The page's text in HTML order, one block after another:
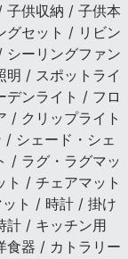
子供収納 / 子供本
グセット / リビン
ーリングファン
明 / スポットライ
デンライト / フロ
/ クリップライト
シェード・シェ
/ ラグ・ラグマッ
ト / チェアマット
ト / 時計 / 掛け
計 / キッチン用
食器 / カトラリー